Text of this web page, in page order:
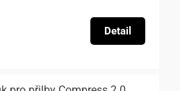
Detail